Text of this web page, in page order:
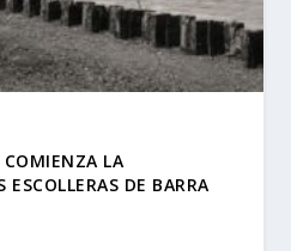
LA
DE BARRA